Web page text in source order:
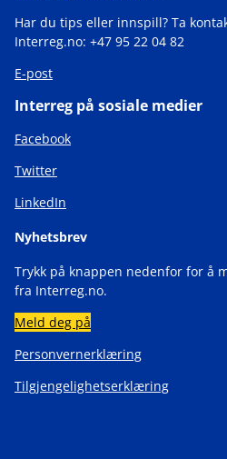
Har du tips eller innspill? Ta
Interreg.no: +47 95 22 04 82
E-post
Interreg på sosiale medier
Facebook
Twitter
LinkedIn
Nyhetsbrev
Trykk på knappen nedenfor for å
fra Interreg.no.
Meld deg på
Personvernerklæring
Tilgjengelighetserklæring